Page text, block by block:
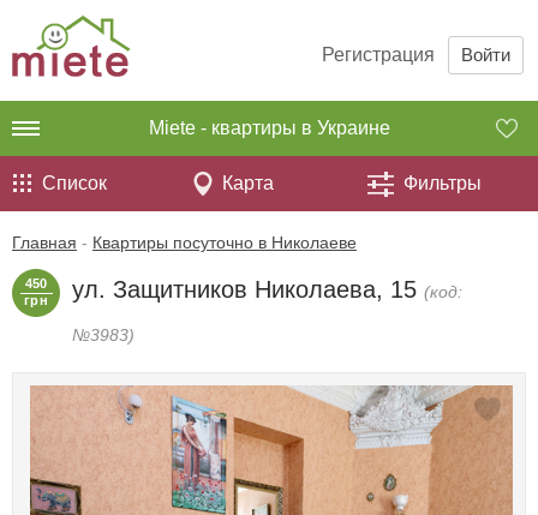
Регистрация Войти
Miete - квартиры в Украине
Список Карта Фильтры
Главная - Квартиры посуточно в Николаеве
450
грн
ул. Защитников Николаева, 15 (код:
№3983)